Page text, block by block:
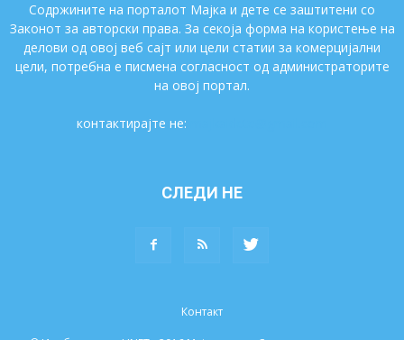
Содржините на порталот Мајка и дете се заштитени со
Законот за авторски права. За секоја форма на користење на
делови од овој веб сајт или цели статии за комерцијални
цели, потребна е писмена согласност од администраторите
на овој портал.
контактирајте не:
СЛЕДИ НЕ
Контакт